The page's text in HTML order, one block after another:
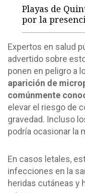
Playas de
por la
Expertos en salud
advertido sobre
ponen en peligro a
aparición de
comúnmente
elevar el riesgo de
gravedad. Incluso
podría ocasionar la
En casos letales,
infecciones en la
heridas cutáneas y